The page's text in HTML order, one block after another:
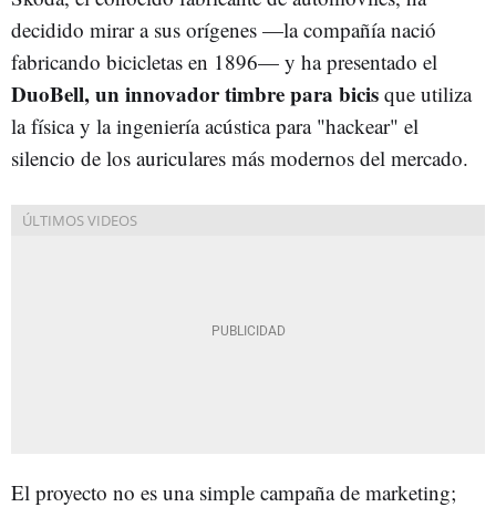
decidido mirar a sus orígenes —la compañía nació
fabricando bicicletas en 1896— y ha presentado el
DuoBell, un innovador timbre para bicis que utiliza
la física y la ingeniería acústica para "hackear" el
silencio de los auriculares más modernos del mercado.
El proyecto no es una simple campaña de marketing;